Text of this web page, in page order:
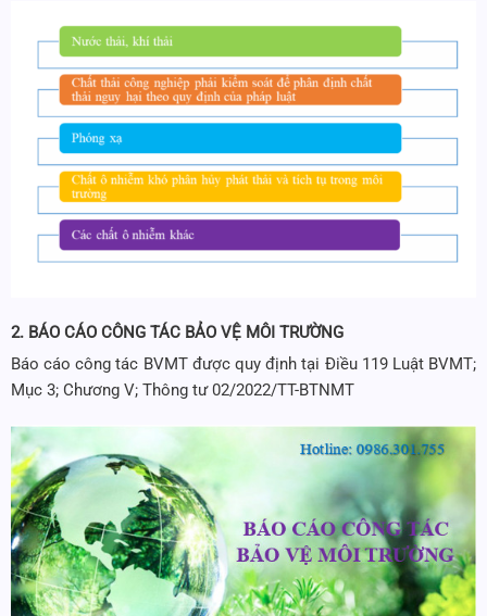
2. BÁO CÁO CÔNG TÁC BẢO VỆ MÔI TRƯỜNG
Báo cáo công tác BVMT được quy định tại Điều 119 Luật BVMT;
Mục 3; Chương V; Thông tư 02/2022/TT-BTNMT